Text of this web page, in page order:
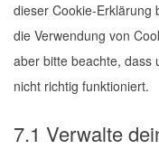
dieser Cookie-Erklärung
die Verwendung von
aber bitte beachte, dass
nicht richtig funktioniert.
7.1 Verwalte